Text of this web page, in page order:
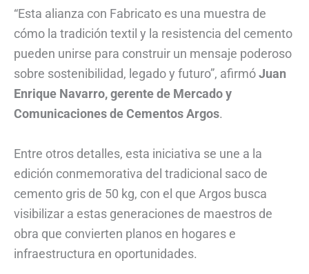
“Esta alianza con Fabricato es una muestra de
cómo la tradición textil y la resistencia del cemento
pueden unirse para construir un mensaje poderoso
sobre sostenibilidad, legado y futuro”, afirmóJuan
Enrique Navarro, gerente de Mercado y
Comunicaciones de Cementos Argos.
Entre otros detalles, esta iniciativa se une a la
edición conmemorativa del tradicional saco de
cemento gris de 50 kg, con el que Argos busca
visibilizar a estas generaciones de maestros de
obra que convierten planos en hogares e
infraestructura en oportunidades.